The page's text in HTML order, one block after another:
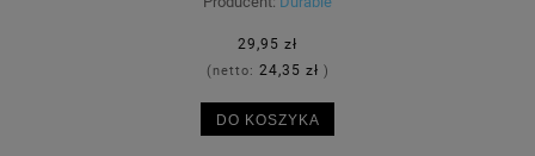
29,95 zł
(netto: 24,35 zł )
DO KOSZYKA